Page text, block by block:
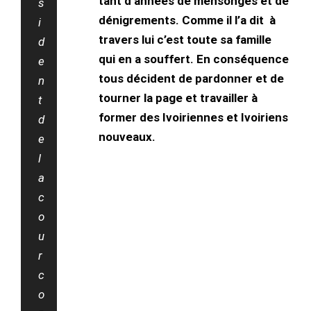
i
d
e
n
t
d
e
l
a
c
o
u
r
c
o
dénigrements. Comme il l’a dit à
travers lui c’est toute sa famille
qui en a souffert. En conséquence
tous décident de pardonner et de
tourner la page et travailler à
former des Ivoiriennes et Ivoiriens
nouveaux.